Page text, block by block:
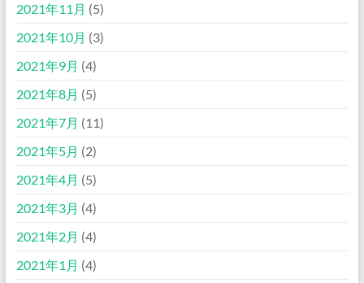
2021年11月 (5)
2021年10月 (3)
2021年9月 (4)
2021年8月 (5)
2021年7月 (11)
2021年5月 (2)
2021年4月 (5)
2021年3月 (4)
2021年2月 (4)
2021年1月 (4)